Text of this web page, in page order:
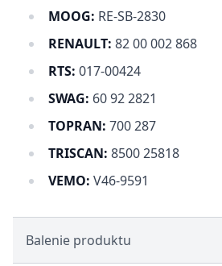
MOOG: RE-SB-2830
RENAULT: 82 00 002 868
RTS: 017-00424
SWAG: 60 92 2821
TOPRAN: 700 287
TRISCAN: 8500 25818
VEMO: V46-9591
Balenie produktu